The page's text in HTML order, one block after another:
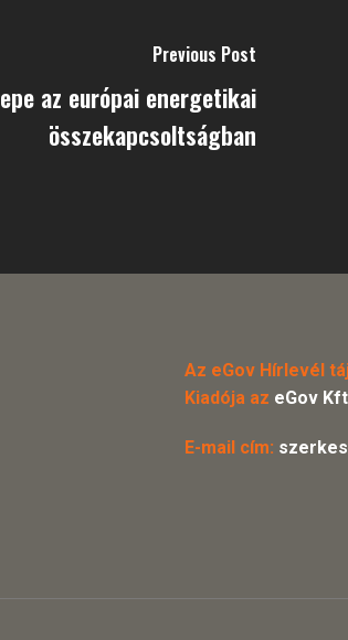
Previous Post
az európai energetikai
összekapcsoltságban
Az eGov Hírlevél
Kiadója az eGov
E-mail cím: